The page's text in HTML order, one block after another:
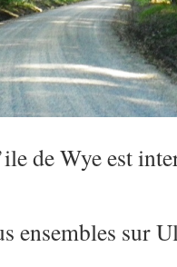
de Wye est
ensembles sur